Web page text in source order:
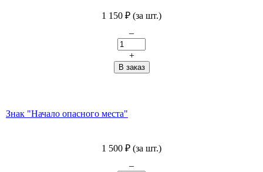
1 150 ₽ (за шт.)
–
+
Знак "Начало опасного места"
1 500 ₽ (за шт.)
–